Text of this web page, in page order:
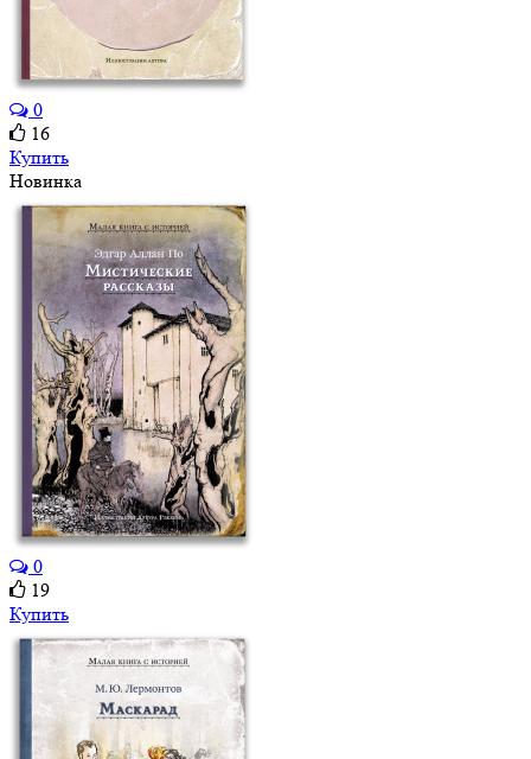
0
16
Купить
Новинка
0
19
Купить